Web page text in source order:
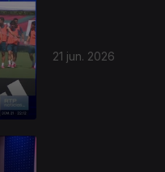
21 jun. 2026